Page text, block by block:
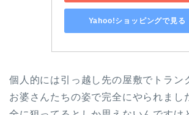
Yahoo!ショッピングで見る
個人的には引っ越し先の屋敷でトラン
お婆さんたちの姿で完全にやられまし